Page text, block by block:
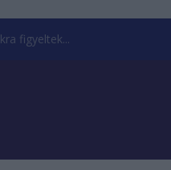
figyeltek...